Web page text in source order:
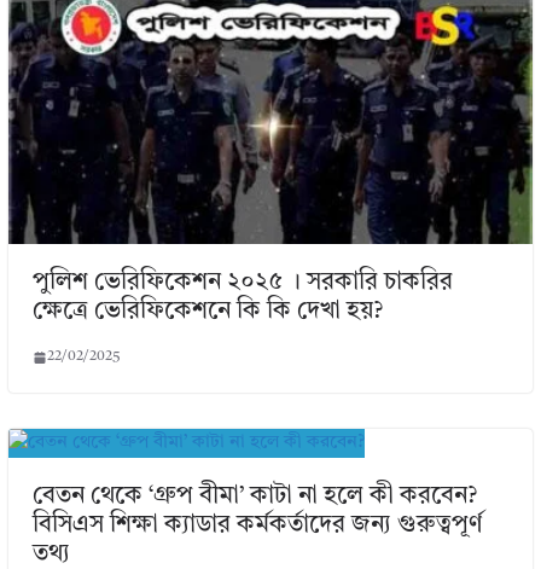
পুলিশ ভেরিফিকেশন ২০২৫ । সরকারি চাকরির
ক্ষেত্রে ভেরিফিকেশনে কি কি দেখা হয়?
22/02/2025
বেতন থেকে ‘গ্রুপ বীমা’ কাটা না হলে কী করবেন?
বিসিএস শিক্ষা ক্যাডার কর্মকর্তাদের জন্য গুরুত্বপূর্ণ
তথ্য